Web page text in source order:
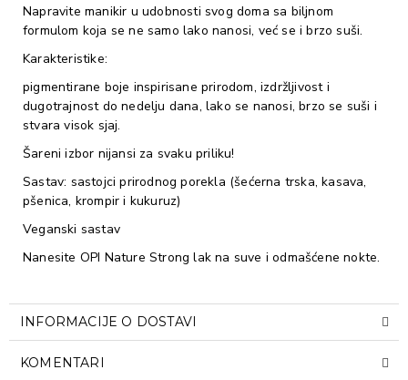
Napravite manikir u udobnosti svog doma sa biljnom
formulom koja se ne samo lako nanosi, već se i brzo suši.
Karakteristike:
pigmentirane boje inspirisane prirodom, izdržljivost i
dugotrajnost do nedelju dana, lako se nanosi, brzo se suši i
stvara visok sjaj.
Šareni izbor nijansi za svaku priliku!
Sastav: sastojci prirodnog porekla (šećerna trska, kasava,
pšenica, krompir i kukuruz)
Veganski sastav
Nanesite OPI Nature Strong lak na suve i odmašćene nokte.
INFORMACIJE O DOSTAVI
KOMENTARI